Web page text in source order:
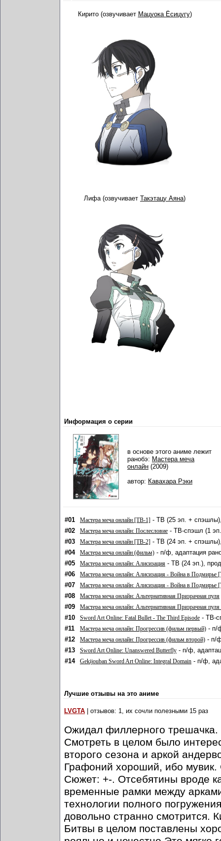
Кирито (озвучивает Мацуока Ёсицугу)
Лифа (озвучивает Такэтацу Аяна)
Информация о серии
в основе этого аниме лежит
ранобэ: Мастера меча
онлайн (2009)
автор: Кавахара Рэки
#01 Мастера меча онлайн [ТВ-1] - ТВ (25 эп. +
#02
Мастера меча онлайн: Послесловие - ТВ-спэшл (1
#03
Мастера меча онлайн [ТВ-2] - ТВ (24 эп. +
#04
Мастера меча онлайн (фильм) - п/ф, адаптация
#05
Мастера меча онлайн: Алисизация - ТВ (24 эп.),
#06
Мастера меча онлайн: Алисизация - Война в Подмирье
#07 Мастера меча онлайн: Алисизация - Война в Подмирье
#08 Мастера меча онлайн: Альтернативная Призрачная пуля
#09
Мастера меча онлайн: Альтернативная Призрачная
#10 Sword Art Online: Fatal Bullet - The Third Episode - ТВ-
#11
Мастера меча онлайн: Прогрессив (фильм первый) - п/
#12
Мастера меча онлайн: Прогрессив (фильм второй) - п/
#13
Sword Art Online: Unanswered Butterfly - п/ф,
#14
Gekijouban Sword Art Online: Integral Domain - п/ф,
Лучшие отзывы на это аниме
LVGTA | отзывов: 1, их сочли полезными 15 раз
Ожидал филлерного трешачка.
Смотреть в целом было
второго сезона и аркой
Графоний хороший, ибо мувик.
Сюжет: +-. Отсебятины вроде
временные рамки между
технологии полного
довольно странно смотрится.
Битвы в целом поставлены